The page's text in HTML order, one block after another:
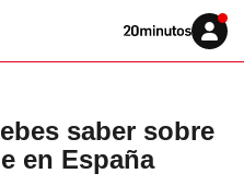
Volver
Iniciar
sesión
saber sobre
en España